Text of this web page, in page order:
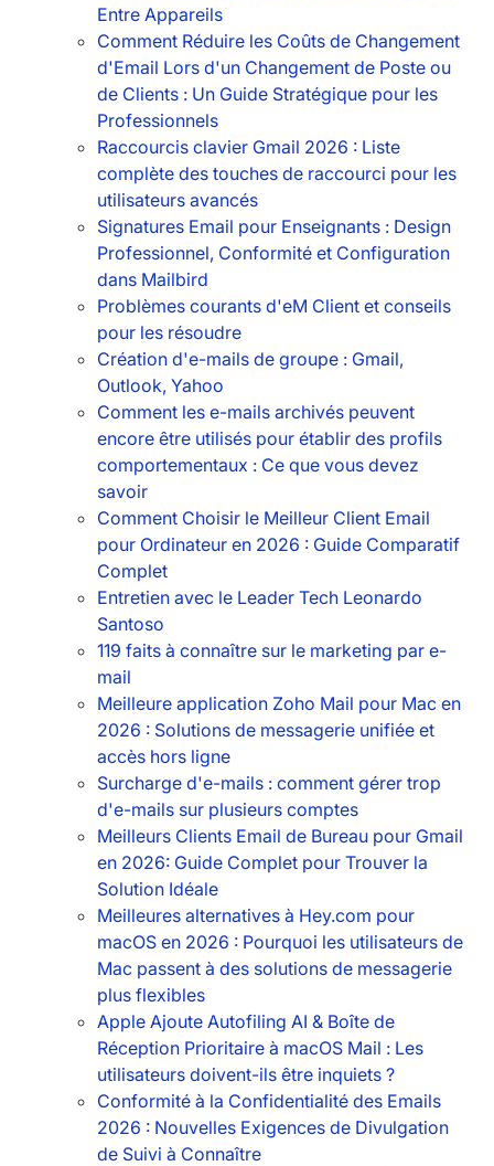
Entre Appareils
Comment Réduire les Coûts de Changement
d'Email Lors d'un Changement de Poste ou
de Clients : Un Guide Stratégique pour les
Professionnels
Raccourcis clavier Gmail 2026 : Liste
complète des touches de raccourci pour les
utilisateurs avancés
Signatures Email pour Enseignants : Design
Professionnel, Conformité et Configuration
dans Mailbird
Problèmes courants d'eM Client et conseils
pour les résoudre
Création d'e-mails de groupe : Gmail,
Outlook, Yahoo
Comment les e-mails archivés peuvent
encore être utilisés pour établir des profils
comportementaux : Ce que vous devez
savoir
Comment Choisir le Meilleur Client Email
pour Ordinateur en 2026 : Guide Comparatif
Complet
Entretien avec le Leader Tech Leonardo
Santoso
119 faits à connaître sur le marketing par e-
mail
Meilleure application Zoho Mail pour Mac en
2026 : Solutions de messagerie unifiée et
accès hors ligne
Surcharge d'e-mails : comment gérer trop
d'e-mails sur plusieurs comptes
Meilleurs Clients Email de Bureau pour Gmail
en 2026: Guide Complet pour Trouver la
Solution Idéale
Meilleures alternatives à Hey.com pour
macOS en 2026 : Pourquoi les utilisateurs de
Mac passent à des solutions de messagerie
plus flexibles
Apple Ajoute Autofiling AI & Boîte de
Réception Prioritaire à macOS Mail : Les
utilisateurs doivent-ils être inquiets ?
Conformité à la Confidentialité des Emails
2026 : Nouvelles Exigences de Divulgation
de Suivi à Connaître